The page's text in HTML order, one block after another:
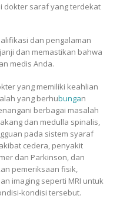
dokter saraf yang terdekat
dan pengalaman
dan memastikan bahwa
medis Anda.
yang memiliki keahlian
yang berhubungan
berbagai masalah
dan medulla spinalis,
pada sistem syaraf
cedera, penyakit
dan Parkinson, dan
pemeriksaan fisik,
imaging seperti MRI untuk
kondisi tersebut.